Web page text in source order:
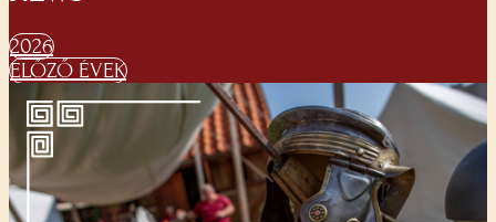
2026
ELŐZŐ ÉVEK